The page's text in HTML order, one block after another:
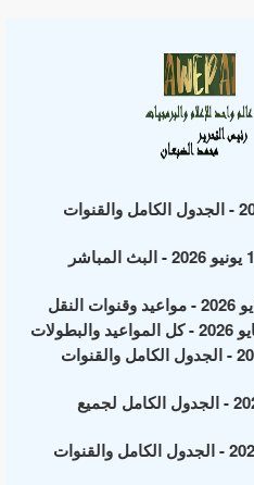
مباريات الغد الجمعة 12 يونيو 2026 - الجدول الكامل والقنوات
مواعيد مباريات اليوم الخميس 11 يونيو 2026 - البث المباشر
مباريات الغد الأربعاء 15 أبريل 2026 - الجدول الكامل والقنوات
مباريات اليوم الثلاثاء 14 أبريل 2026 - الجدول الكامل لجميع
مباريات الغد الأربعاء 25 مارس 2026 - الجدول الكامل والقنوات